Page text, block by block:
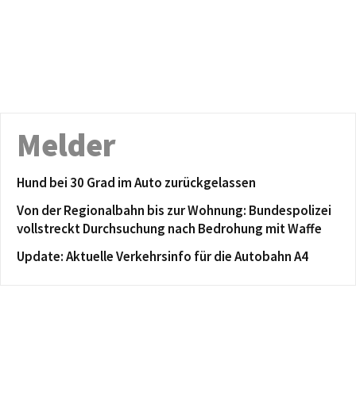
Melder
Hund bei 30 Grad im Auto zurückgelassen
Von der Regionalbahn bis zur Wohnung: Bundespolizei
vollstreckt Durchsuchung nach Bedrohung mit Waffe
Update: Aktuelle Verkehrsinfo für die Autobahn A4